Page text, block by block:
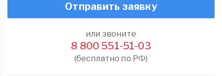
Отправить заявку
или звоните
8 800 551-51-03
(бесплатно по РФ)